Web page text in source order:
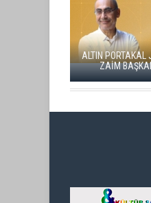
ÇATALCA FİLM FESTİVALİ'NDE KISA
FİLM FİNALİSTLERİ AÇIKLANDI